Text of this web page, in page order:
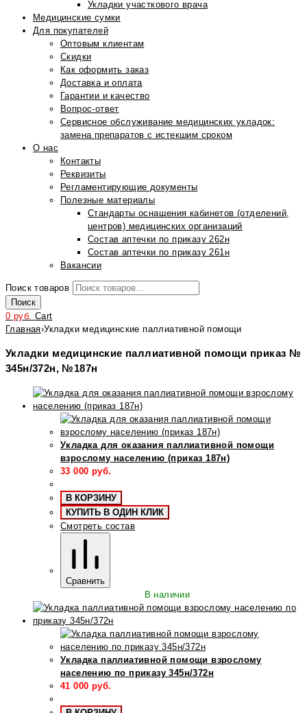
Укладки участкового врача
Медицинские сумки
Для покупателей
Оптовым клиентам
Скидки
Как оформить заказ
Доставка и оплата
Гарантии и качество
Вопрос-ответ
Сервисное обслуживание медицинских укладок:
замена препаратов с истекшим сроком
О нас
Контакты
Реквизиты
Регламентирующие документы
Полезные материалы
Стандарты оснащения кабинетов (отделений,
центров) медицинских организаций
Состав аптечки по приказу 262н
Состав аптечки по приказу 261н
Вакансии
Поиск товаров
Поиск
0 руб. Cart
Главная›Укладки медицинские паллиативной помощи
Укладки медицинские паллиативной помощи приказ №
345н/372н, №187н
Укладка для оказания паллиативной помощи
взрослому населению (приказ 187н)
33 000 руб.
В КОРЗИНУ
КУПИТЬ В ОДИН КЛИК
Смотреть состав
Сравнить
В наличии
Укладка паллиативной помощи взрослому
населению по приказу 345н/372н
41 000 руб.